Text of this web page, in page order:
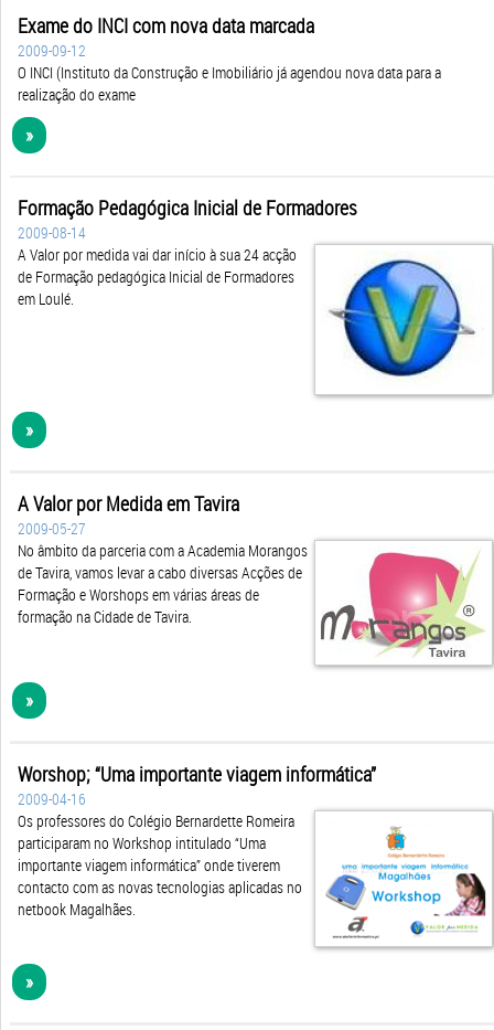
Exame do INCI com nova data marcada
2009-09-12
O INCI (Instituto da Construção e Imobiliário já agendou nova data para a
realização do exame
»
Formação Pedagógica Inicial de Formadores
2009-08-14
A Valor por medida vai dar início à sua 24 acção
de Formação pedagógica Inicial de Formadores
em Loulé.
»
A Valor por Medida em Tavira
2009-05-27
No âmbito da parceria com a Academia Morangos
de Tavira, vamos levar a cabo diversas Acções de
Formação e Worshops em várias áreas de
formação na Cidade de Tavira.
»
Worshop; “Uma importante viagem informática”
2009-04-16
Os professores do Colégio Bernardette Romeira
participaram no Workshop intitulado “Uma
importante viagem informática” onde tiverem
contacto com as novas tecnologias aplicadas no
netbook Magalhães.
»